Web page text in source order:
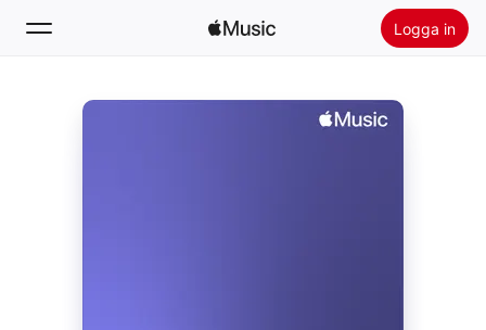
Logga in